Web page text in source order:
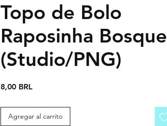
Topo de Bolo
Raposinha Bosque
(Studio/PNG)
8,00 BRLPrecio
Agregar al carrito